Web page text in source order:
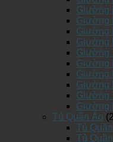
Giường
Giường
Giường
Giường
Giường
Giường
Giường
Giường
Giường
Giường
Tủ Quần Áo
Tủ
Tủ